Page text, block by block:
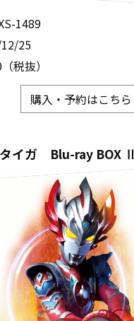
1489
25
税抜）
購入・予約はこちら
イガ Blu-ray BOX Ⅱ